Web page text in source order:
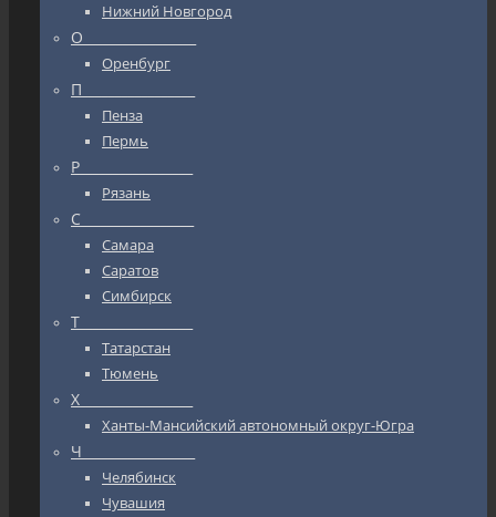
Нижний Новгород
О_________________
Оренбург
П_________________
Пенза
Пермь
Р_________________
Рязань
С_________________
Самара
Саратов
Симбирск
Т_________________
Татарстан
Тюмень
Х_________________
Ханты-Мансийский автономный округ-Югра
Ч_________________
Челябинск
Чувашия